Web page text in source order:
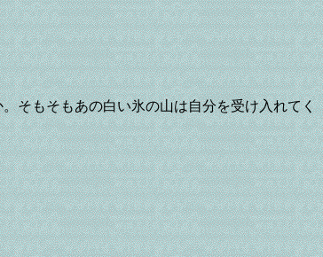
そもそもあの白い氷の山は自分を受け入れてく